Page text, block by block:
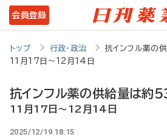
メ
イ
ン
テ
会員登録
トップ 行政・政治
抗インフル薬
11月17日～12月14日
抗インフル薬の供給量は約
11月17日～12月14日
2025/12/19 18:15